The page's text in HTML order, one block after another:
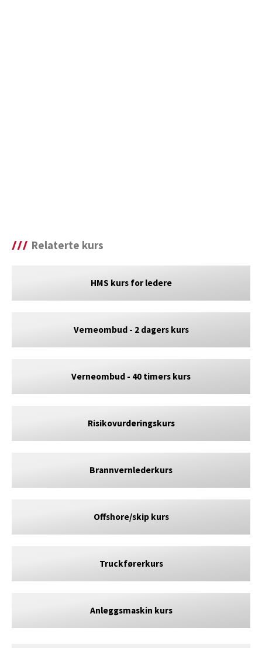
Relaterte kurs
HMS kurs for ledere
Verneombud - 2 dagers kurs
Verneombud - 40 timers kurs
Risikovurderingskurs
Brannvernlederkurs
Offshore/skip kurs
Truckførerkurs
Anleggsmaskin kurs